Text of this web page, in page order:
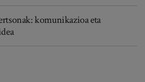
komunikazioa eta